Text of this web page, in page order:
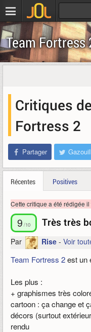
Team Fortress
Critiques
Fortress 2
Partager
Récentes Positives
Cette critique a été rédigée il
9 /10 Très très
Par Rise - Voir
Team Fortress 2est un
Les plus :
+ graphismes très
cartoon : ça change et
décors (surtout
rendu